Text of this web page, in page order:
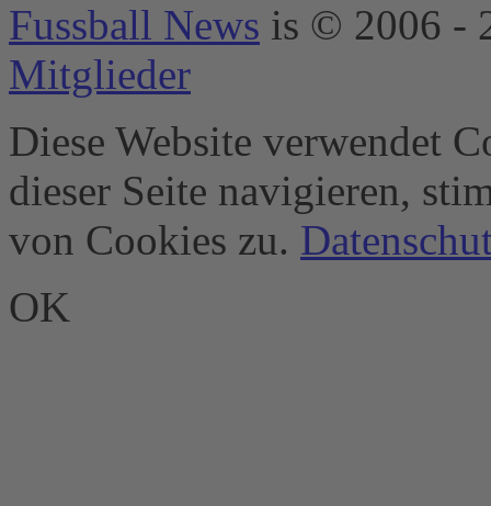
Fussball News is © 2006 -
Mitglieder
Diese Website verwendet
dieser Seite navigieren,
von Cookies zu.
OK